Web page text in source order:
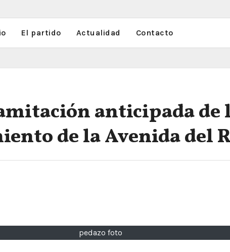
El partido Actualidad Contacto
anticipada de
de la Avenida del
pedazo foto